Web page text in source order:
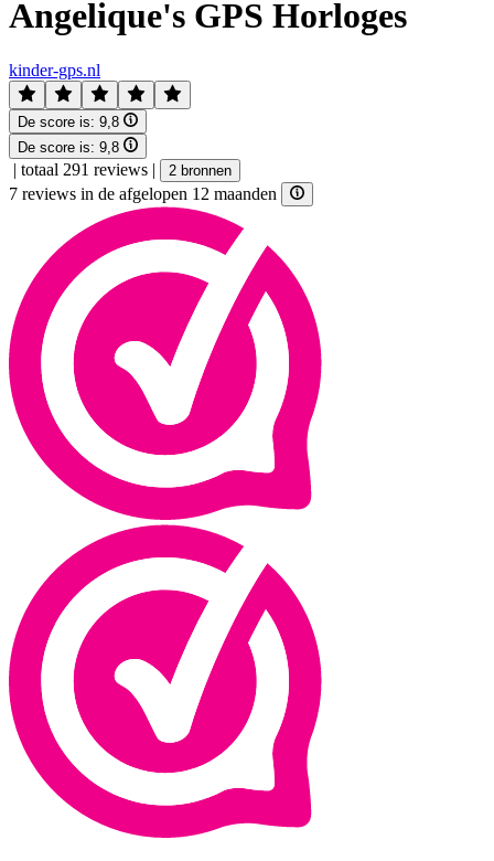
Angelique's GPS Horloges
kinder-gps.nl
De score is: 9,8
De score is: 9,8
| totaal 291 reviews | 2 bronnen
7 reviews in de afgelopen 12 maanden